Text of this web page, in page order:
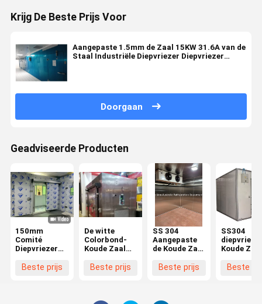
Krijg De Beste Prijs Voor
Aangepaste 1.5mm de Zaal 15KW 31.6A van de
Staal Industriële Diepvriezer Diepvriezer
Doorgaan
Geadviseerde Producten
150mm
Comité
Diepvriezer
SS304
Beste prijs
De witte
Colorbond-
Koude Zaal
Roestvrij
Beste prijs
SS 304
Aangepaste
de Koude Zaal
Kantinediepvriezer
Beste prijs
SS304
Koude Zaal
Hoogte
Beste